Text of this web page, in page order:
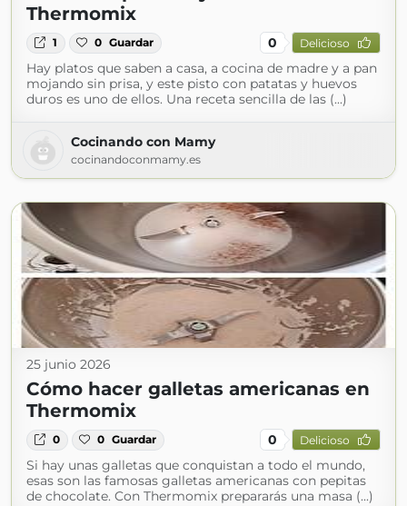
Thermomix
1 0 Guardar 0 Delicioso
Hay platos que saben a casa, a cocina de madre y a pan
mojando sin prisa, y este pisto con patatas y huevos
duros es uno de ellos. Una receta sencilla de las (...)
Cocinando con Mamy
cocinandoconmamy.es
25 junio 2026
Cómo hacer galletas americanas en
Thermomix
0 0 Guardar 0 Delicioso
Si hay unas galletas que conquistan a todo el mundo,
esas son las famosas galletas americanas con pepitas
de chocolate. Con Thermomix prepararás una masa (...)